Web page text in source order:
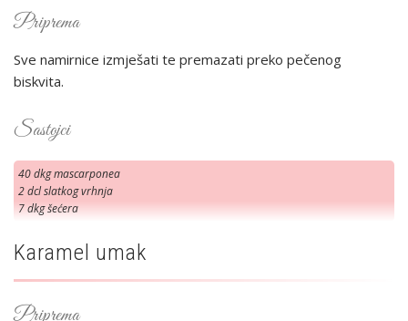
Priprema
Sve namirnice izmješati te premazati preko pečenog
biskvita.
Sastojci
40 dkg mascarponea
2 dcl slatkog vrhnja
7 dkg šećera
Karamel umak
Priprema